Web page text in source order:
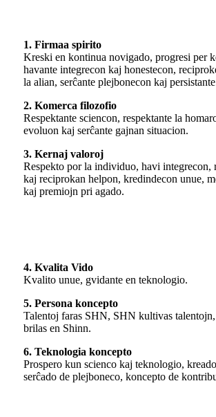
1. Firmaa spirito
Kreski en kontinua novigado, progresi per
havante integrecon kaj honestecon,
la alian, serĉante plejbonecon kaj
2. Komerca filozofio
Respektante sciencon, respektante la
evoluon kaj serĉante gajnan situacion.
3. Kernaj valoroj
Respekto por la individuo, havi integrecon,
kaj reciprokan helpon, kredindecon unue,
kaj premiojn pri agado.
4. Kvalita Vido
Kvalito unue, gvidante en teknologio.
5. Persona koncepto
Talentoj faras SHN, SHN kultivas
brilas en Shinn.
6. Teknologia koncepto
Prospero kun scienco kaj teknologio,
serĉado de plejboneco, koncepto de